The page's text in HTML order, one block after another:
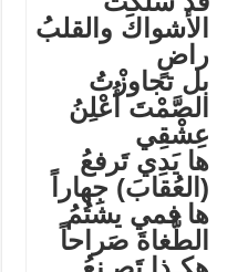
الأشواكَ والقلبُ
راضٍ
بل تجاوزْتُ
الصَّمْتَ أُعْلِنُ
عِشْقِي
ها يَدِي تَرفعُ
(العُقابَ) جِهاراً
ها فمي يشتُمُ
الطُّغاةَ صَراحاً